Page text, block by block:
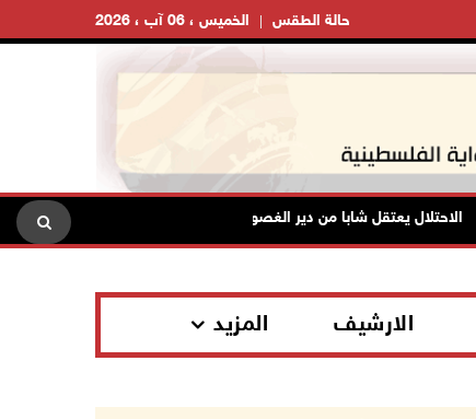
الخميس ، 06 آب ، 2026 حالة الطقس
الاحتلال يعتقل شابا من دير الغصون ويقتحم بلدات شمال طولكرم
الارشيف المزيد